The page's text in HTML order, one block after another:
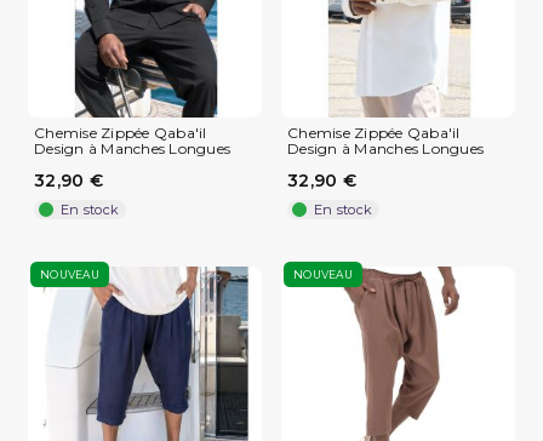
Chemise Zippée Qaba'il
Design à Manches Longues
32,90 €
En stock
Chemise Zippée Qaba'il
Design à Manches Longues
32,90 €
En stock
NOUVEAU NOUVEAU